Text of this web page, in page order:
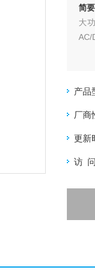
简
大
AC/
产品
厂商
更新
访